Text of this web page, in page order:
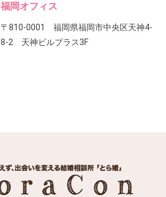
福岡オフィス
〒810-0001 福岡県福岡市中央区天神4-
8-2 天神ビルプラス3F